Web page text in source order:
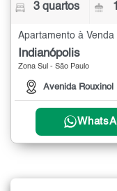
3 quartos
Apartamento à
Indianópolis
Zona Sul - São Paulo
Avenida Rouxinol